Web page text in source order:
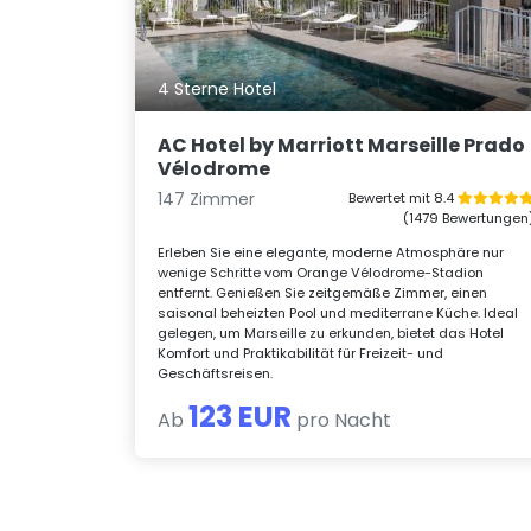
4 Sterne Hotel
AC Hotel by Marriott Marseille Prado
Vélodrome
147 Zimmer
Bewertet mit 8.4
(1479
Erleben Sie eine elegante, moderne Atmosphäre nur
wenige Schritte vom Orange Vélodrome-Stadion
entfernt. Genießen Sie zeitgemäße Zimmer, einen
saisonal beheizten Pool und mediterrane Küche. Ideal
gelegen, um Marseille zu erkunden, bietet das Hotel
Komfort und Praktikabilität für Freizeit- und
Geschäftsreisen.
Ab 123 EUR pro Nacht